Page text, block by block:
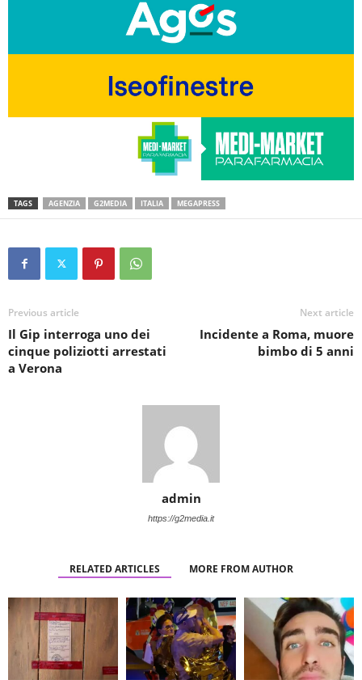
TAGS AGENZIA G2MEDIA ITALIA MEGAPRESS
Previous article
Il Gip interroga uno dei
cinque poliziotti arrestati
a Verona
Next article
Incidente a Roma, muore
bimbo di 5 anni
admin
https://g2media.it
RELATED ARTICLES MORE FROM AUTHOR